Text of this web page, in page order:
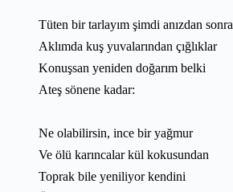
Tüten bir tarlayım şimdi anızdan sonra
Aklımda kuş yuvalarından çığlıklar
Konuşsan yeniden doğarım belki
Ateş sönene kadar:
Ne olabilirsin, ince bir yağmur
Ve ölü karıncalar kül kokusundan
Toprak bile yeniliyor kendini